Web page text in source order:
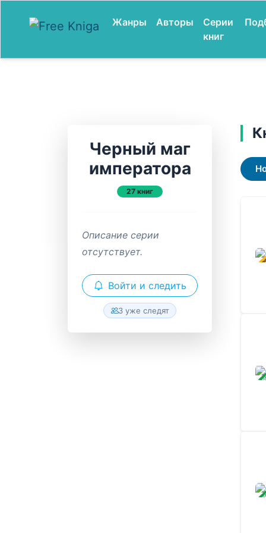
Жанры Авторы
Серии
книг
Черный маг
императора
27 книг
Описание серии
отсутствует.
Войти и следить
3 уже следят
В